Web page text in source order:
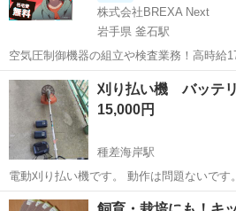
株式会社BREXA Next
岩手県 釜石駅
空気圧制御機器の組立や検査業務！高時給
務！嬉しい寮費無料！ワンルーム寮完備★
内に無料駐車場あり★！《岩手県釜石市》 人気の工場のお仕事 ◇空気
圧制御機器（シリンダ、バルブ...
岩手 釜石市 釜石駅
刈り払い機 バッテ
15,000円
種差海岸駅
電動刈り払い機です。 動作は問題ないです
個青森 三戸郡 種差海岸駅 家庭用品